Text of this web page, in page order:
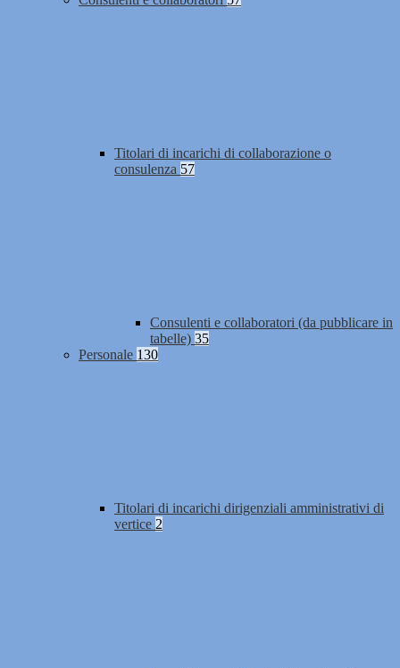
Titolari di incarichi di collaborazione o
consulenza 57
Consulenti e collaboratori (da pubblicare in
tabelle) 35
Personale 130
Titolari di incarichi dirigenziali amministrativi di
vertice 2